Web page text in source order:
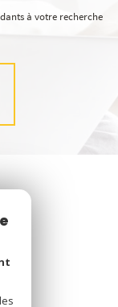
à votre recherche